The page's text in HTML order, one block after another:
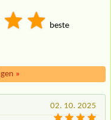
beste
»
02. 10. 2025